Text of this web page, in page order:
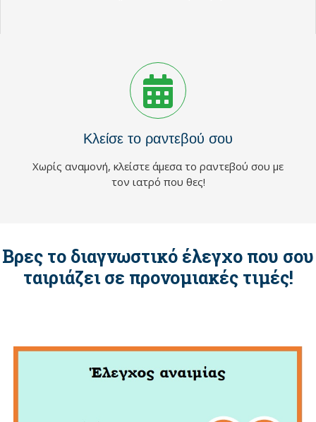
Κλείσε το ραντεβού σου
Χωρίς αναμονή, κλείστε άμεσα το ραντεβού σου με
τον ιατρό που θες!
Βρες το διαγνωστικό έλεγχο που σου
ταιριάζει σε προνομιακές τιμές!